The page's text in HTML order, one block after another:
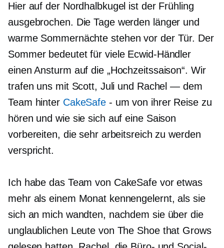
Hier auf der Nordhalbkugel ist der Frühling
ausgebrochen. Die Tage werden länger und
warme Sommernächte stehen vor der Tür. Der
Sommer bedeutet für viele Ecwid-Händler
einen Ansturm auf die „Hochzeitssaison“. Wir
trafen uns mit Scott, Juli und Rachel — dem
Team hinter CakeSafe - um von ihrer Reise zu
hören und wie sie sich auf eine Saison
vorbereiten, die sehr arbeitsreich zu werden
verspricht.
Ich habe das Team von CakeSafe vor etwas
mehr als einem Monat kennengelernt, als sie
sich an mich wandten, nachdem sie über die
unglaublichen Leute von The Shoe that Grows